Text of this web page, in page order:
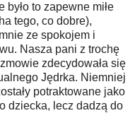
było to zapewne miłe
tego, co dobre),
ze spokojem i
Nasza pani z trochę
zdecydowała się
Jędrka. Niemniej
potraktowane jako
dziecka, lecz dadzą do